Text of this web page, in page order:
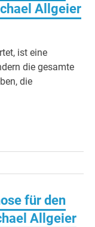
Allgeier
ist eine
die gesamte
die
für den
Allgeier